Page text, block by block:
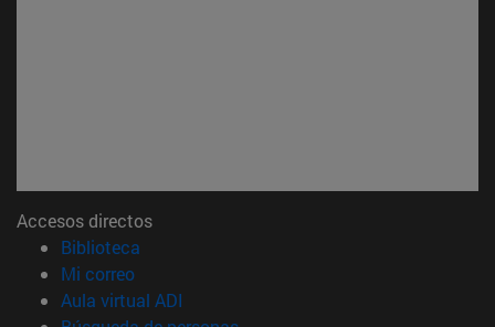
Accesos directos
Biblioteca
Mi correo(abre en nueva ventana)
Aula virtual ADI